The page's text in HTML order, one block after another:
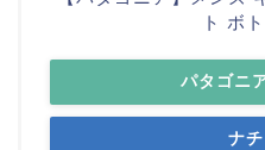
ト ボ
パタゴニ
ナ